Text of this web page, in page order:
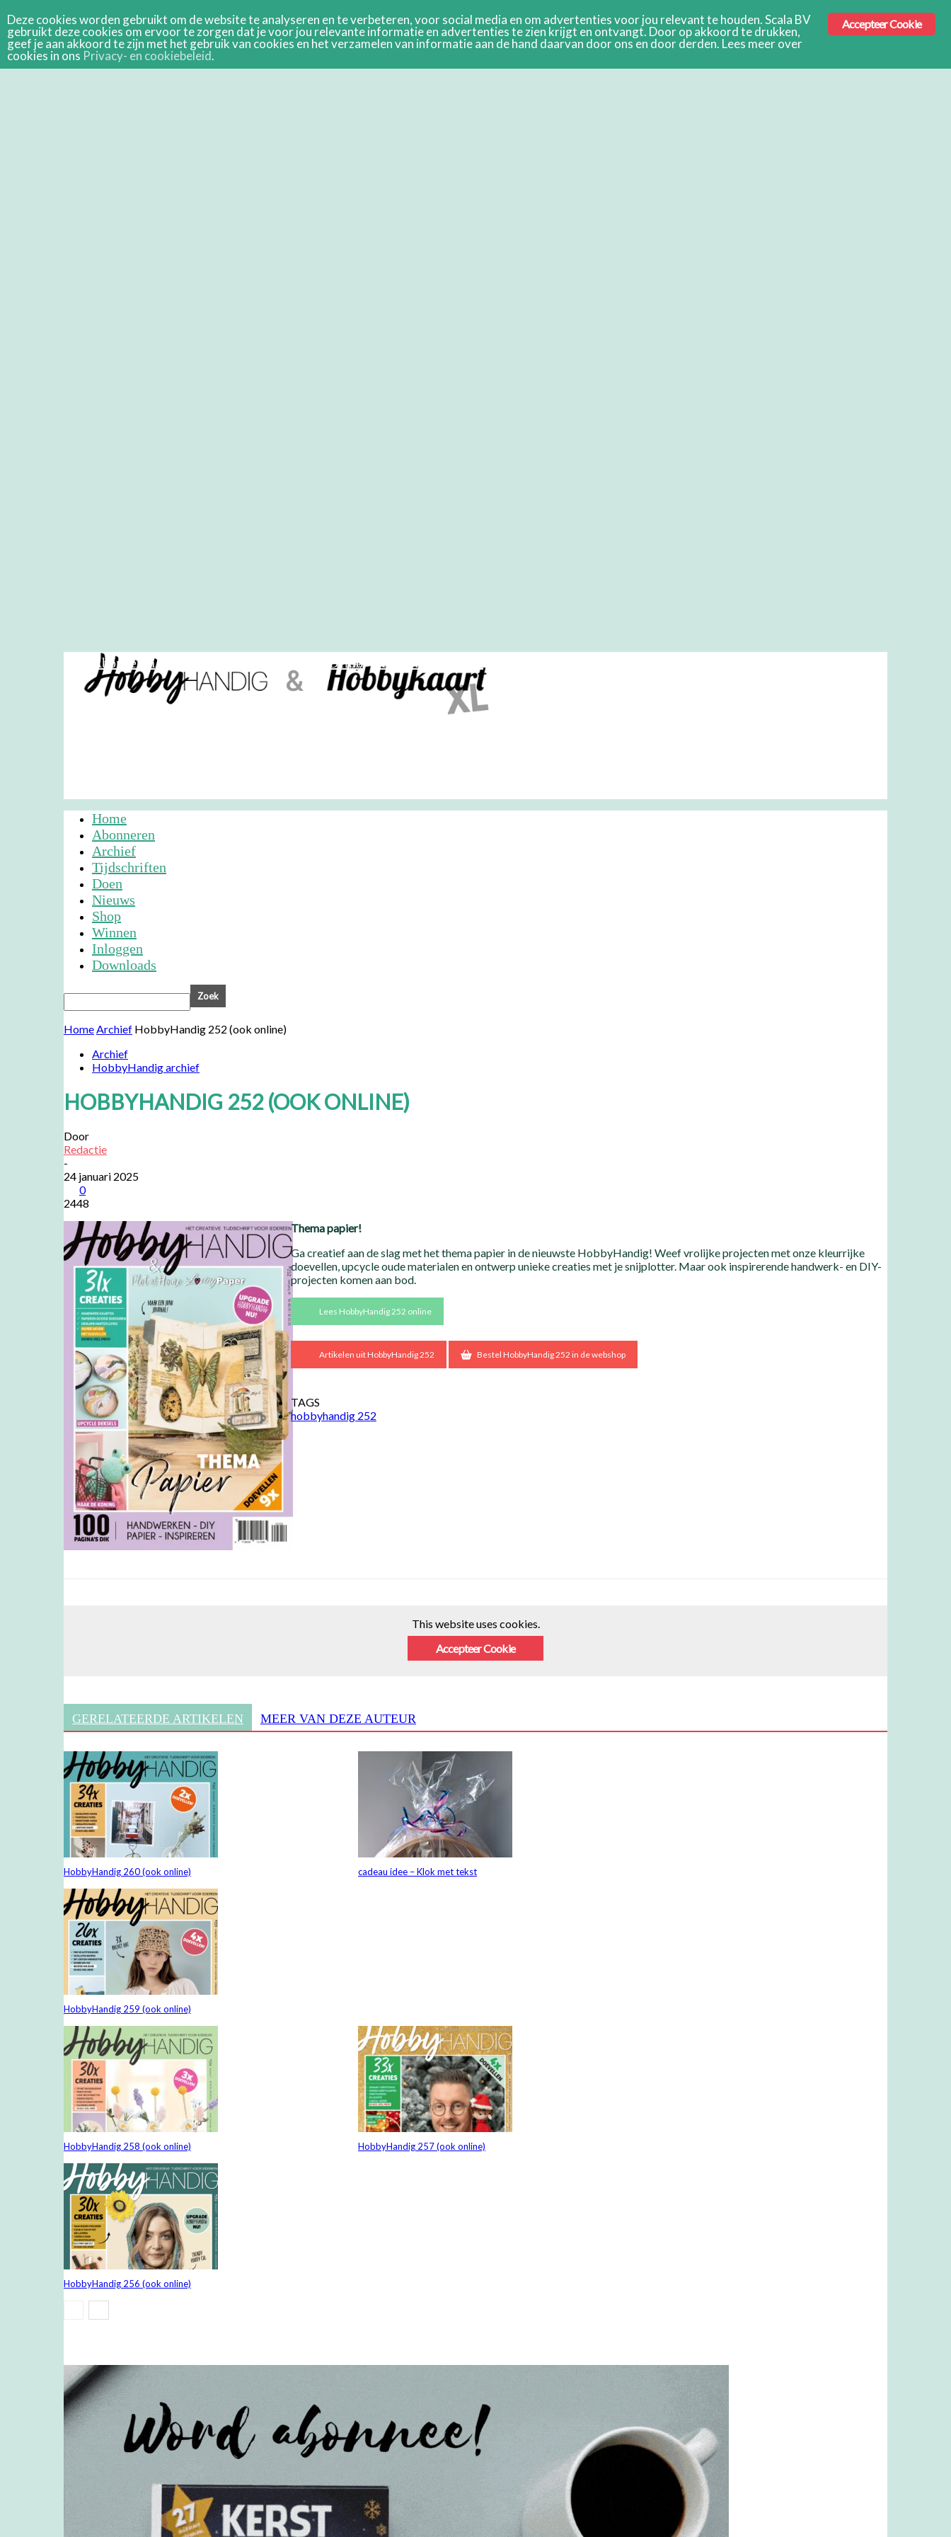
Abonneren Demo Archief
Home
Abonneren
Archief
Tijdschriften
Doen
Nieuws
Shop
Winnen
Inloggen
Downloads
HomeArchief HobbyHandig 252 (ook online)
Archief
HobbyHandig archief
HOBBYHANDIG 252 (OOK ONLINE)
Door
Redactie
-
24 januari 2025
0
2448
Thema papier!
Ga creatief aan de slag met het thema papier in de nieuwste HobbyHandig! Weef vrolijke projecten met onze kleurrijke
doevellen, upcycle oude materialen en ontwerp unieke creaties met je snijplotter. Maar ook inspirerende handwerk- en DIY-
projecten komen aan bod.
Lees HobbyHandig 252 online
Artikelen uit HobbyHandig 252 Bestel HobbyHandig 252 in de webshop
TAGS
hobbyhandig 252
This website uses cookies.
Accepteer Cookie
GERELATEERDE ARTIKELEN MEER VAN DEZE AUTEUR
HobbyHandig 260 (ook online) cadeau idee – Klok met tekst
HobbyHandig 259 (ook online)
HobbyHandig 258 (ook online) HobbyHandig 257 (ook online)
HobbyHandig 256 (ook online)
Accepteer Cookie
Deze cookies worden gebruikt om de website te analyseren en te verbeteren, voor social media en om advertenties voor jou relevant te houden. Scala BV
gebruikt deze cookies om ervoor te zorgen dat je voor jou relevante informatie en advertenties te zien krijgt en ontvangt. Door op akkoord te drukken,
geef je aan akkoord te zijn met het gebruik van cookies en het verzamelen van informatie aan de hand daarvan door ons en door derden. Lees meer over
cookies in ons Privacy- en cookiebeleid.